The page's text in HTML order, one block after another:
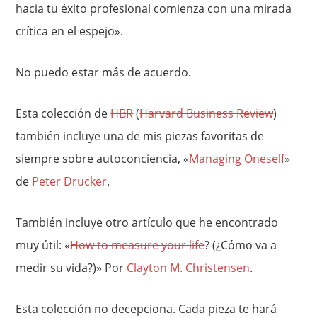
hacia tu éxito profesional comienza con una mirada
crítica en el espejo».
No puedo estar más de acuerdo.
Esta colección deHBR(Harvard Business Review)
también incluye una de mis piezas favoritas de
siempre sobre autoconciencia, «Managing Oneself»
de Peter Drucker.
También incluye otro artículo que he encontrado
muy útil: «How to measure your life? (¿Cómo va a
medir su vida?)» PorClayton M. Christensen.
Esta colección no decepciona. Cada pieza te hará